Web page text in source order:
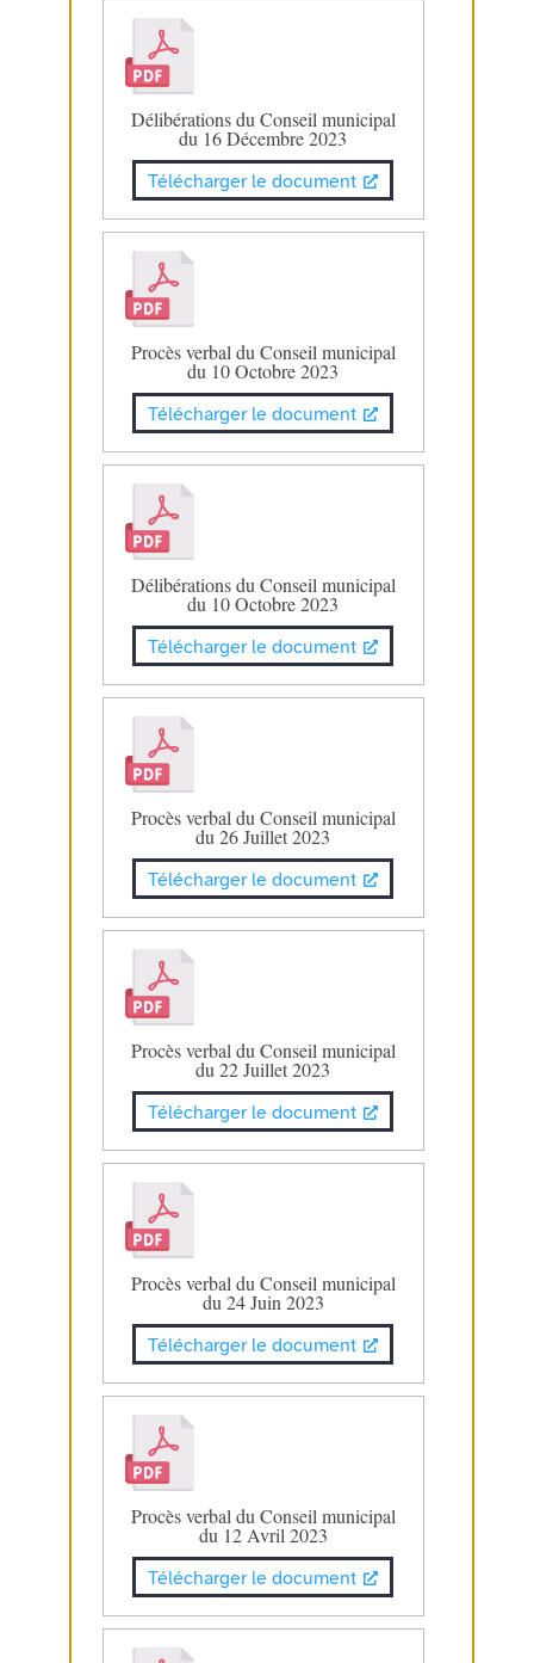
Délibérations du Conseil municipal
du 16 Décembre 2023
Télécharger le document
Procès verbal du Conseil municipal
du 10 Octobre 2023
Télécharger le document
Délibérations du Conseil municipal
du 10 Octobre 2023
Télécharger le document
Procès verbal du Conseil municipal
du 26 Juillet 2023
Télécharger le document
Procès verbal du Conseil municipal
du 22 Juillet 2023
Télécharger le document
Procès verbal du Conseil municipal
du 24 Juin 2023
Télécharger le document
Procès verbal du Conseil municipal
du 12 Avril 2023
Télécharger le document